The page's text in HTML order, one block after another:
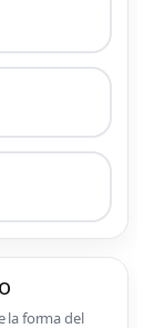
la forma del